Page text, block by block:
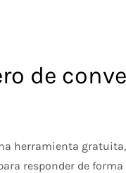
de
herramienta
responder de